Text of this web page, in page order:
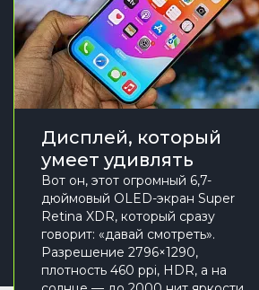
Дисплей, который
умеет удивлять
Вот он, этот огромный 6,7-
дюймовый OLED-экран Super
Retina XDR, который сразу
говорит: «давай смотреть».
Разрешение 2796×1290,
плотность 460 ppi, HDR, а на